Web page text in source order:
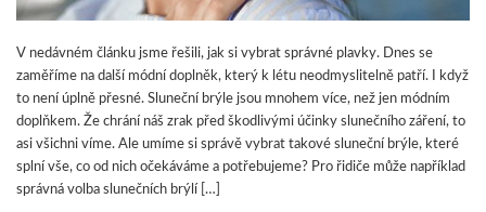
V nedávném článku jsme řešili, jak si vybrat správné plavky. Dnes se
zaměříme na další módní doplněk, který k létu neodmyslitelně patří. I když
to není úplně přesné. Sluneční brýle jsou mnohem více, než jen módním
doplňkem. Že chrání náš zrak před škodlivými účinky slunečního záření, to
asi všichni víme. Ale umíme si správě vybrat takové sluneční brýle, které
splní vše, co od nich očekáváme a potřebujeme? Pro řidiče může například
správná volba slunečních brýlí […]